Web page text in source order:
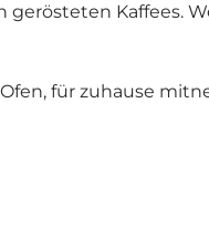
Kaffees.
für zuhause